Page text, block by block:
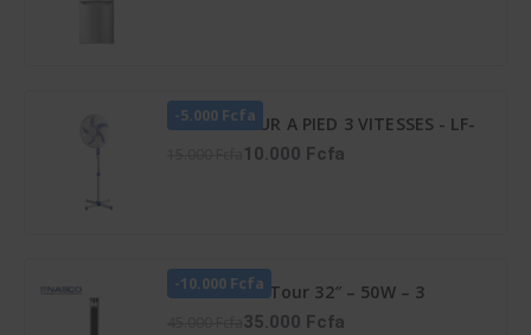
VENTILATEUR A PIED 3 VITESSES - LF-
-5.000 Fcfa
10.000 Fcfa
Ventilateur Tour 32″ – 50W – 3
Vitesses – Vent_Lg32-06R – Noir
-10.000 Fcfa
35.000 Fcfa